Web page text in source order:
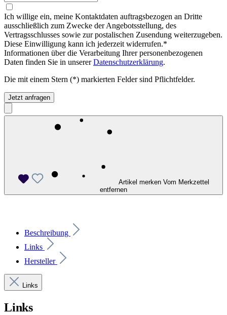
Ich willige ein, meine Kontaktdaten auftragsbezogen an Dritte
ausschließlich zum Zwecke der Angebotsstellung, des
Vertragsschlusses sowie zur postalischen Zusendung weiterzugeben.
Diese Einwilligung kann ich jederzeit widerrufen.*
Informationen über die Verarbeitung Ihrer personenbezogenen
Daten finden Sie in unsererDatenschutzerklärung.
Die mit einem Stern (*) markierten Felder sind Pflichtfelder.
Jetzt anfragen
Artikel merken Vom Merkzettel
entfernen
Beschreibung
Links
Hersteller
Links
Links